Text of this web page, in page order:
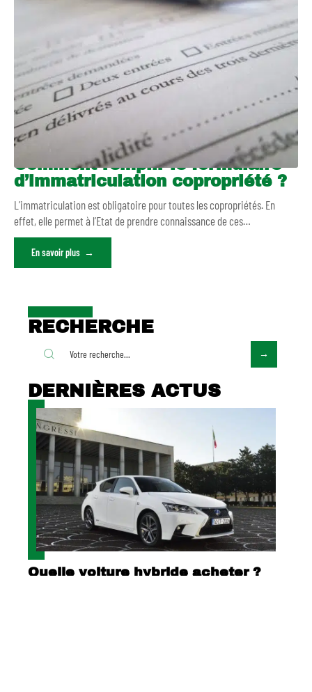
Comment remplir le formulaire
d’immatriculation copropriété ?
L’immatriculation est obligatoire pour toutes les copropriétés. En
effet, elle permet à l’Etat de prendre connaissance de ces…
En savoir plus
RECHERCHE
DERNIÈRES ACTUS
Quelle voiture hybride acheter ?